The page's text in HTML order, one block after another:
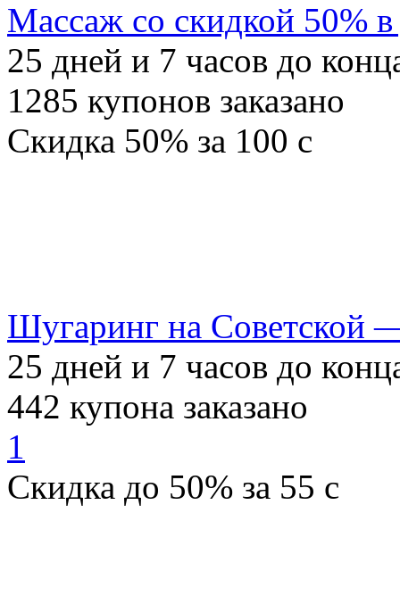
Массаж со скидкой 50%
25 дней и 7 часов до
1285 купонов заказано
Скидка 50% за 100 c
Шугаринг на Советской
25 дней и 7 часов до
442 купона заказано
1
Скидка до 50% за 55 c